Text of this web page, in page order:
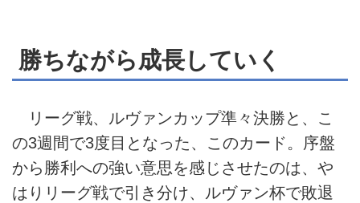
勝ちながら成長していく
リーグ戦、ルヴァンカップ準々決勝と、こ
の3週間で3度目となった、このカード。序盤
から勝利への強い意思を感じさせたのは、や
はりリーグ戦で引き分け、ルヴァン杯で敗退